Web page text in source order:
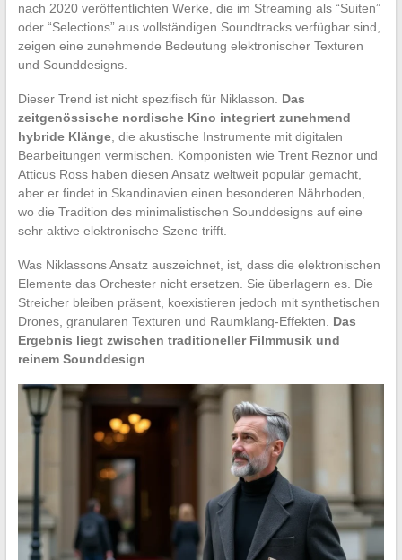
nach 2020 veröffentlichten Werke, die im Streaming als “Suiten”
oder “Selections” aus vollständigen Soundtracks verfügbar sind,
zeigen eine zunehmende Bedeutung elektronischer Texturen
und Sounddesigns.
Dieser Trend ist nicht spezifisch für Niklasson. Das
zeitgenössische nordische Kino integriert zunehmend
hybride Klänge, die akustische Instrumente mit digitalen
Bearbeitungen vermischen. Komponisten wie Trent Reznor und
Atticus Ross haben diesen Ansatz weltweit populär gemacht,
aber er findet in Skandinavien einen besonderen Nährboden,
wo die Tradition des minimalistischen Sounddesigns auf eine
sehr aktive elektronische Szene trifft.
Was Niklassons Ansatz auszeichnet, ist, dass die elektronischen
Elemente das Orchester nicht ersetzen. Sie überlagern es. Die
Streicher bleiben präsent, koexistieren jedoch mit synthetischen
Drones, granularen Texturen und Raumklang-Effekten. Das
Ergebnis liegt zwischen traditioneller Filmmusik und
reinem Sounddesign.